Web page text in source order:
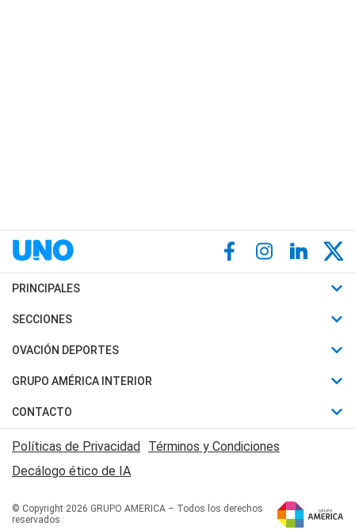
PRINCIPALES
Últimas Noticias
Política
Judiciales
Economia
SECCIONES
Horóscopo
Motores
Trucos caseros
Series y Películas
Edictos y Solicitadas
OVACIÓN DEPORTES
Fútbol
Mundial
Automovilismo
Rugby
Básquet
GRUPO AMÉRICA INTERIOR
Canal 7 en Vivo
San Juan 8
CONTACTO
Acerca de Nosotros
Contactanos
Políticas de Privacidad Términos y Condiciones
Decálogo ético de IA
© Copyright 2026 GRUPO AMERICA – Todos los derechos
reservados